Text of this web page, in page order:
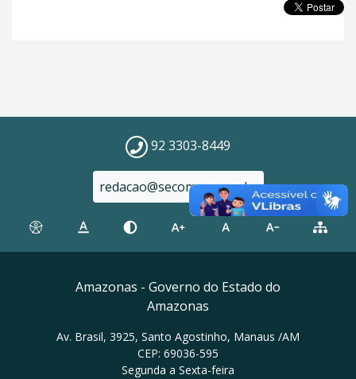
92 3303-8449
redacao@secom.am.gov.br
Amazonas - Governo do Estado do
Amazonas
Av. Brasil, 3925, Santo Agostinho, Manaus /AM
CEP: 69036-595
Segunda a Sexta-feira